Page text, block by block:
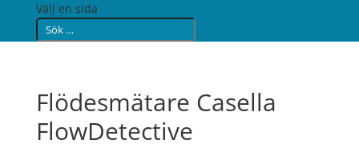
Välj en sida
Flödesmätare Casella
FlowDetective